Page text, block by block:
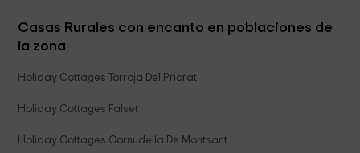
Casas Rurales con encanto en poblaciones de
la zona
Holiday Cottages Torroja Del Priorat
Holiday Cottages Falset
Holiday Cottages Cornudella De Montsant